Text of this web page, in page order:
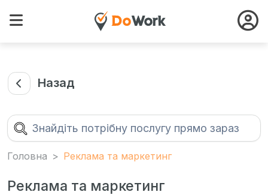
Назад
Головна Реклама та маркетинг
Реклама та маркетинг